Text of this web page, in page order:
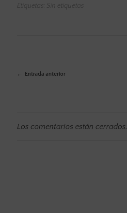
Etiquetas: Sin etiquetas
Entrada anterior
Los comentarios están cerrados.